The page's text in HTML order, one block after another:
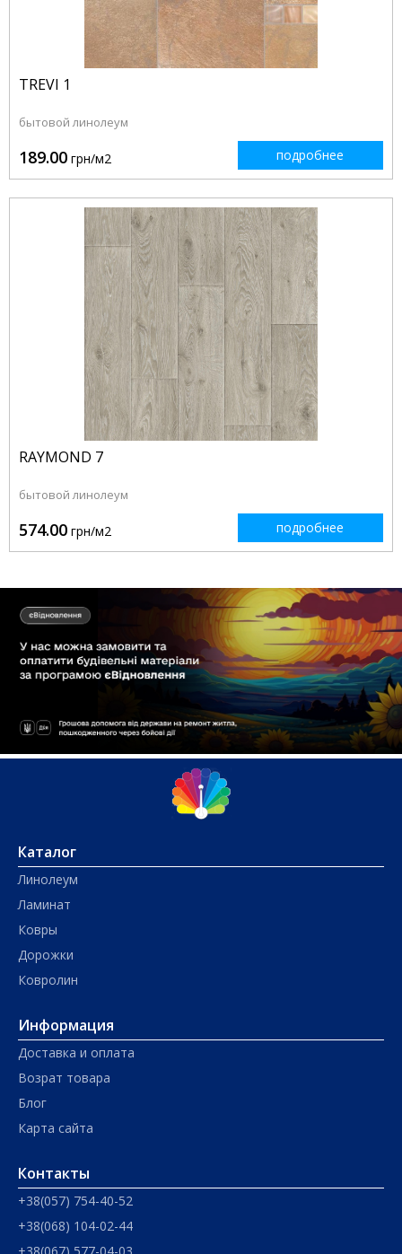
TREVI 1
бытовой линолеум
189.00 грн/м2 подробнее
RAYMOND 7
бытовой линолеум
574.00 грн/м2 подробнее
Каталог
Линолеум
Ламинат
Ковры
Дорожки
Ковролин
Информация
Доставка и оплата
Возрат товара
Блог
Карта сайта
Контакты
+38(057) 754-40-52
+38(068) 104-02-44